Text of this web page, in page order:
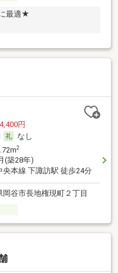
最適★
円
なし
2
(築28年)
央本線 下諏訪駅 徒歩24分
岡谷市長地権現町２丁目